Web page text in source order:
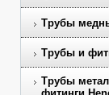
Трубы
Трубы и
Трубы